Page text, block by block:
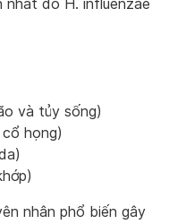
nhất do H. influenzae
và tủy sống)
họng)
nhân phổ biến gây